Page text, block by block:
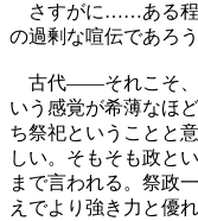
さすがに……ある程
の過剰な喧伝であろ
古代――それこそ、
いう感覚が希薄なほ
ち祭祀ということと
しい。そもそも政と
まで言われる。祭政
えでより強き力と優